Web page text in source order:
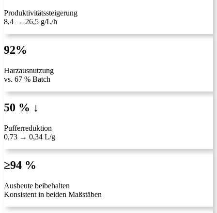
Produktivitätssteigerung
8,4 → 26,5 g/L/h
92%
Harzausnutzung
vs. 67 % Batch
50 % ↓
Pufferreduktion
0,73 → 0,34 L/g
≥94 %
Ausbeute beibehalten
Konsistent in beiden Maßstäben